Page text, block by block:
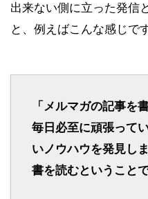
出来ない側に立った発信
と、例えばこんな感じです
「メルマガの記事を
毎日必至に頑張って
いノウハウを発見し
書を読むということで